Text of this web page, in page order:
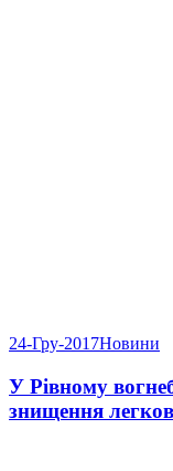
24-Гру-2017Новини
У Рівному
знищення